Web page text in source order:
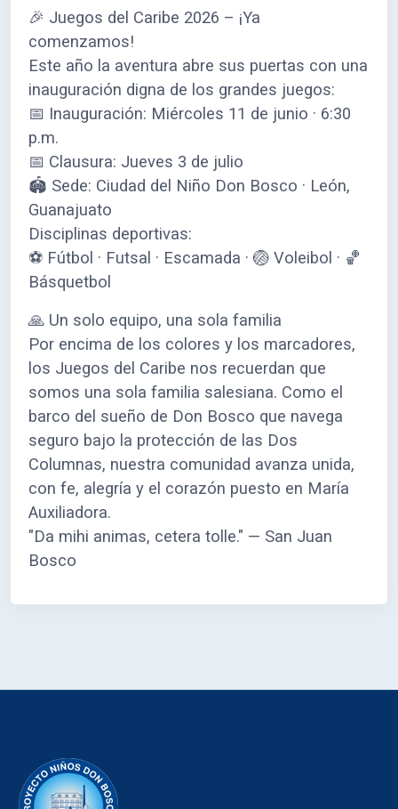
🎉 Juegos del Caribe 2026 – ¡Ya
comenzamos!
Este año la aventura abre sus puertas con una
inauguración digna de los grandes juegos:
📅 Inauguración: Miércoles 11 de junio · 6:30
p.m.
📅 Clausura: Jueves 3 de julio
🏟️ Sede: Ciudad del Niño Don Bosco · León,
Guanajuato
Disciplinas deportivas:
⚽ Fútbol · Futsal · Escamada · 🏐 Voleibol · 🏀
Básquetbol
🙏 Un solo equipo, una sola familia
Por encima de los colores y los marcadores,
los Juegos del Caribe nos recuerdan que
somos una sola familia salesiana. Como el
barco del sueño de Don Bosco que navega
seguro bajo la protección de las Dos
Columnas, nuestra comunidad avanza unida,
con fe, alegría y el corazón puesto en María
Auxiliadora.
"Da mihi animas, cetera tolle." — San Juan
Bosco